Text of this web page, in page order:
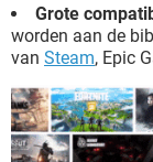
Grote
worden aan de
van Steam, Epic